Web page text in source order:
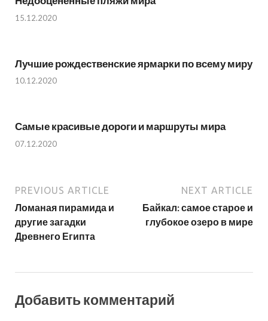
15.12.2020
Лучшие рождественские ярмарки по всему миру
10.12.2020
Самые красивые дороги и маршруты мира
07.12.2020
PREVIOUS ARTICLE
Ломаная пирамида и
другие загадки
Древнего Египта
NEXT ARTICLE
Байкал: самое старое и
глубокое озеро в мире
Добавить комментарий